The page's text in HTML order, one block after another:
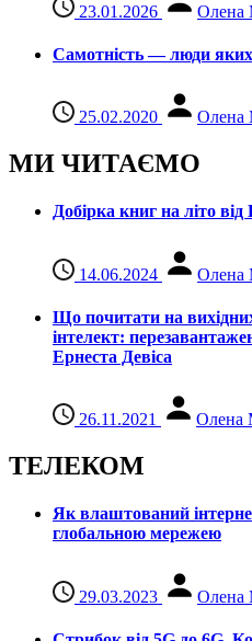
23.01.2026 Олена
Самотність — люди яких
25.02.2020 Олена
МИ ЧИТАЄМО
Добірка книг на літо від
14.06.2024 Олена
Що почитати на
інтелект:
Ернеста Девіса
26.11.2021 Олена
ТЕЛЕКОМ
Як влаштований
глобальною мережею
29.03.2023 Олена